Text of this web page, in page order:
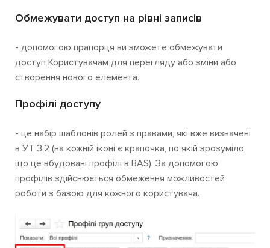
Обмежувати доступ на рівні записів
- допомогою прапорця ви зможете обмежувати
доступ Користувачам для перегляду або зміни або
створення нового елемента.
Профілі доступу
- це набір шаблонів ролей з правами, які вже визначені
в УТ 3.2 (на кожній іконі є крапочка, по якій зрозуміло,
що це вбудовані профілі в BAS). За допомогою
профілів здійснюється обмеження можливостей
роботи з базою для кожного користувача.